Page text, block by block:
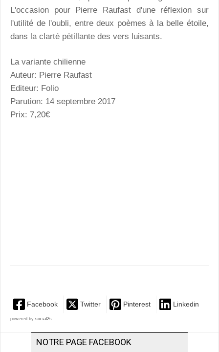
L'occasion pour Pierre Raufast d'une réflexion sur
l'utilité de l'oubli, entre deux poèmes à la belle étoile,
dans la clarté pétillante des vers luisants.
La variante chilienne
Auteur: Pierre Raufast
Editeur: Folio
Parution: 14 septembre 2017
Prix: 7,20€
Facebook Twitter Pinterest Linkedin
powered by social2s
NOTRE PAGE FACEBOOK